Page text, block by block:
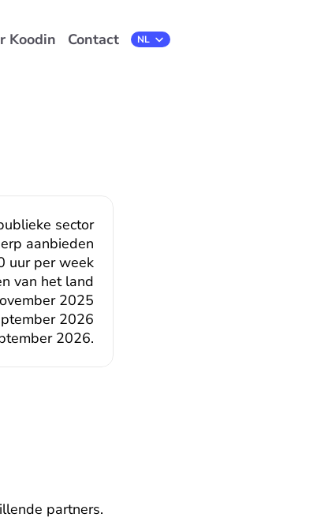
Koodin Contact Select Language
NL
2025
2026
2026.
sector
aanbieden
uur per week
van het land
partners.